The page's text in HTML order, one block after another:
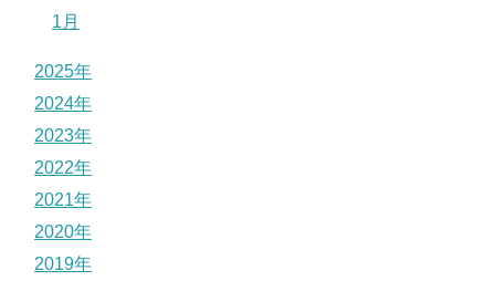
1月
2025年
2024年
2023年
2022年
2021年
2020年
2019年